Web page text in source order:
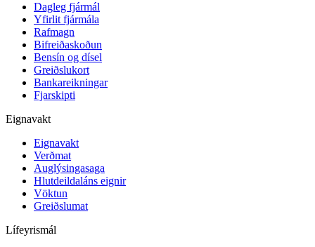
Dagleg fjármál
Yfirlit fjármála
Rafmagn
Bifreiðaskoðun
Bensín og dísel
Greiðslukort
Bankareikningar
Fjarskipti
Eignavakt
Eignavakt
Verðmat
Auglýsingasaga
Hlutdeildaláns eignir
Vöktun
Greiðslumat
Lífeyrismál